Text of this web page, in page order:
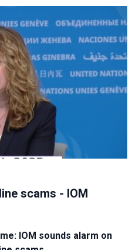
scams - IOM
IOM sounds alarm on